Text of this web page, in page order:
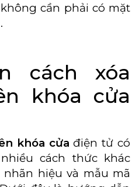
cần phải có mặt
cách xóa
khóa cửa
khóa cửa điện tử có
cách thức khác
hiệu và mẫu mã